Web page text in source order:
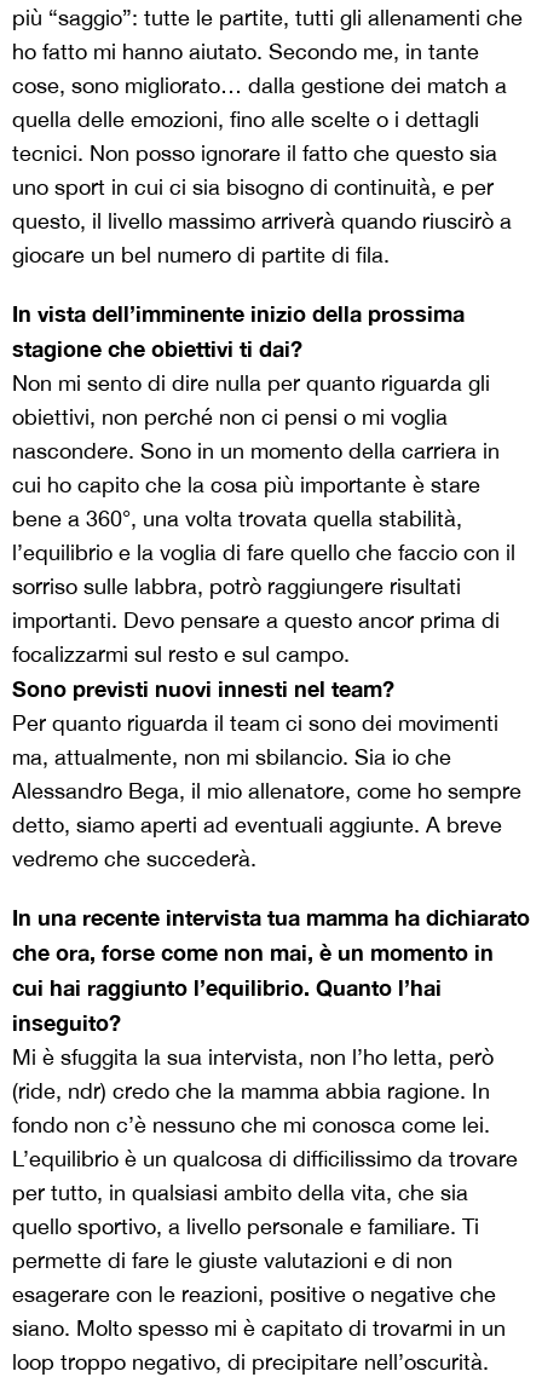
più “saggio”: tutte le partite, tutti gli allenamenti che
ho fatto mi hanno aiutato. Secondo me, in tante
cose, sono migliorato… dalla gestione dei match a
quella delle emozioni, fino alle scelte o i dettagli
tecnici. Non posso ignorare il fatto che questo sia
uno sport in cui ci sia bisogno di continuità, e per
questo, il livello massimo arriverà quando riuscirò a
giocare un bel numero di partite di fila.
In vista dell’imminente inizio della prossima
stagione che obiettivi ti dai?
Non mi sento di dire nulla per quanto riguarda gli
obiettivi, non perché non ci pensi o mi voglia
nascondere. Sono in un momento della carriera in
cui ho capito che la cosa più importante è stare
bene a 360°, una volta trovata quella stabilità,
l’equilibrio e la voglia di fare quello che faccio con il
sorriso sulle labbra, potrò raggiungere risultati
importanti. Devo pensare a questo ancor prima di
focalizzarmi sul resto e sul campo.
Sono previsti nuovi innesti nel team?
Per quanto riguarda il team ci sono dei movimenti
ma, attualmente, non mi sbilancio. Sia io che
Alessandro Bega, il mio allenatore, come ho sempre
detto, siamo aperti ad eventuali aggiunte. A breve
vedremo che succederà.
In una recente intervista tua mamma ha dichiarato
che ora, forse come non mai, è un momento in
cui hai raggiunto l’equilibrio. Quanto l’hai
inseguito?
Mi è sfuggita la sua intervista, non l’ho letta, però
(ride, ndr) credo che la mamma abbia ragione. In
fondo non c’è nessuno che mi conosca come lei.
L’equilibrio è un qualcosa di difficilissimo da trovare
per tutto, in qualsiasi ambito della vita, che sia
quello sportivo, a livello personale e familiare. Ti
permette di fare le giuste valutazioni e di non
esagerare con le reazioni, positive o negative che
siano. Molto spesso mi è capitato di trovarmi in un
loop troppo negativo, di precipitare nell’oscurità.